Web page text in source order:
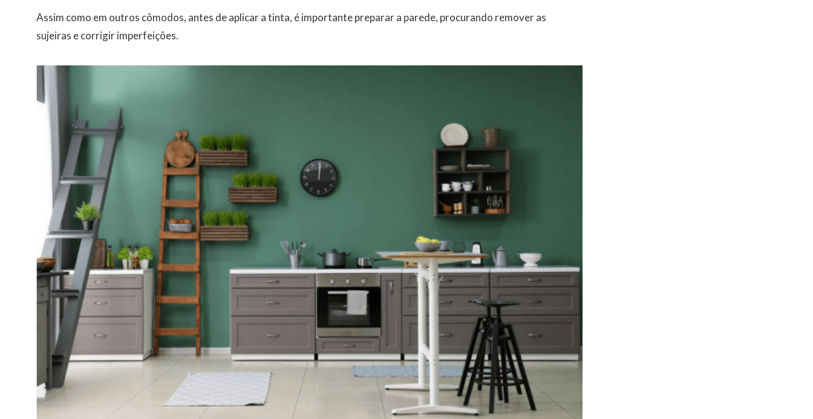
Assim como em outros cômodos, antes de aplicar a tinta, é importante preparar a parede, procurando remover as
sujeiras e corrigir imperfeições.